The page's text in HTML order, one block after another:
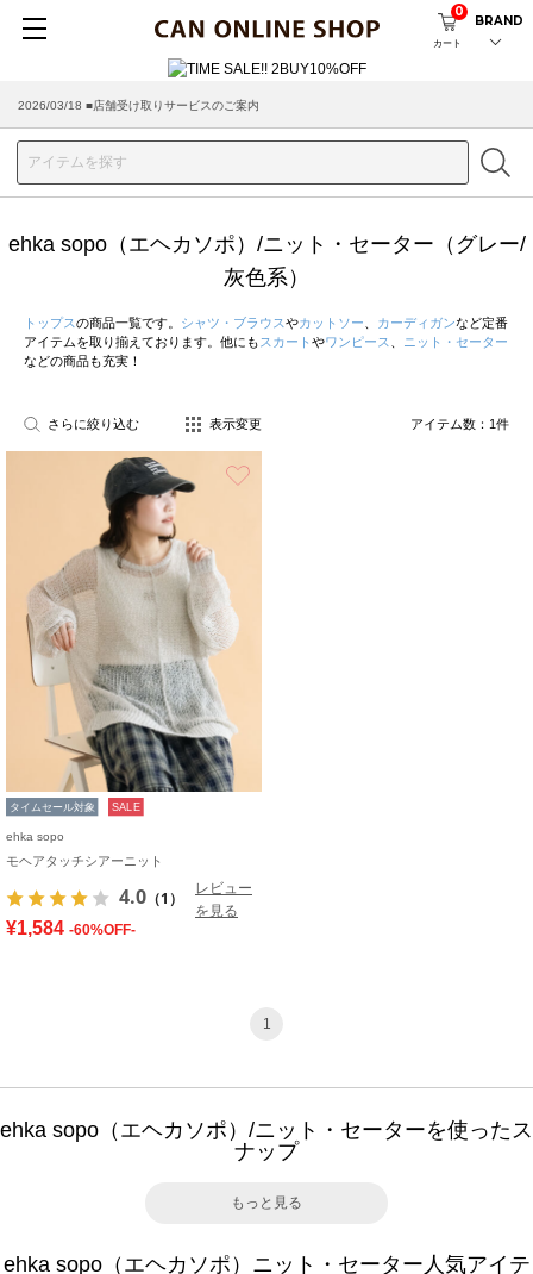
カート
0
BRAND
2026/03/18 ■店舗受け取りサービスのご案内
ehka sopo（エヘカソポ）/ニット・セーター（グレー/
灰色系）
トップスの商品一覧です。 シャツ・ブラウスやカットソー カーディガンなど定番
アイテムを取り揃えております。他にも スカート やワンピース
ニット・セーター
などの商品も充実！
さらに絞り込む 表示変更 アイテム数： 1件
タイムセール対象 SALE
ehka sopo
モヘアタッチシアーニット
4.0 （1）
レビュー
を見る
¥1,584 -60%OFF-
1
ehka sopo（エヘカソポ）/ニット・セーターを使ったス
ナップ
もっと見る
ehka sopo（エヘカソポ）ニット・セーター人気アイテ